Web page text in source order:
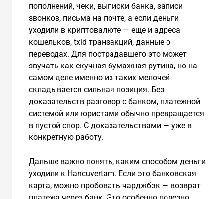
пополнений, чеки, выписки банка, записи
звонков, письма на почте, а если деньги
уходили в криптовалюте — еще и адреса
кошельков, txid транзакций, данные о
переводах. Для пострадавшего это может
звучать как скучная бумажная рутина, но на
самом деле именно из таких мелочей
складывается сильная позиция. Без
доказательств разговор с банком, платежной
системой или юристами обычно превращается
в пустой спор. С доказательствами — уже в
конкретную работу.
Дальше важно понять, каким способом деньги
уходили к Hancuvertam. Если это банковская
карта, можно пробовать чарджбэк — возврат